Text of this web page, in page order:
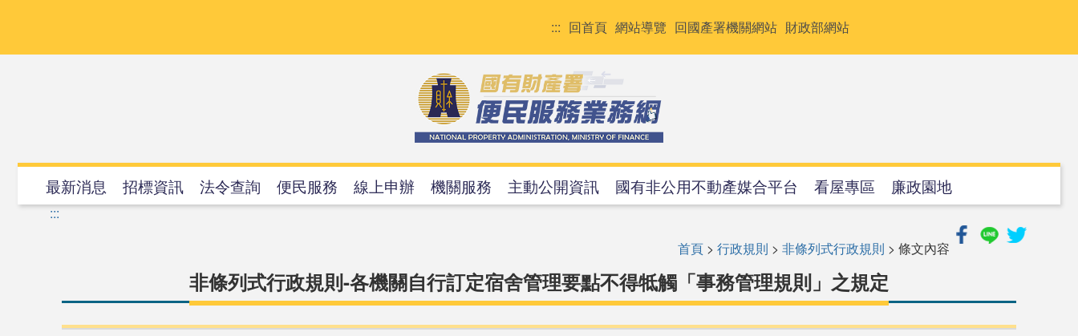
要
::: 回首頁 網站導覽 回國產署機關網站 財政部網站
最新消息 招標資訊 法令查詢 便民服務 線上申辦 機關服務 主動公開資訊 國有非公用不動產媒合平台 看屋專區 廉政園地
:::
首頁 > 行政規則 > 非條列式行政規則 > 條文內容
非條列式行政規則-各機關自行訂定宿舍管理要點不得牴觸「事務管理規則」之規定